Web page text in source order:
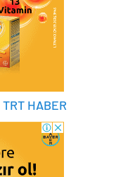
TRT HABER